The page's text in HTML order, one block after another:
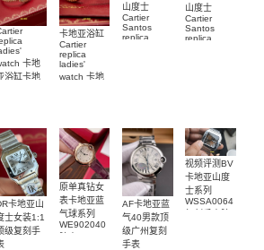
卡地
浴缸卡地
卡地亚浴缸
Cartier
replica
ladies'
watch 卡地
山度士
Cartier
Santos
replica
山度士
Cartier
Santos
replica
卡地亚山
士女装1:1
级复刻手
原单真钻女
表卡地亚蓝
气球系列
WE902040
AF卡地亚蓝
气40男款顶
级广州复刻
手表
视频评测BV
卡地亚山度
士系列
WSSA0064